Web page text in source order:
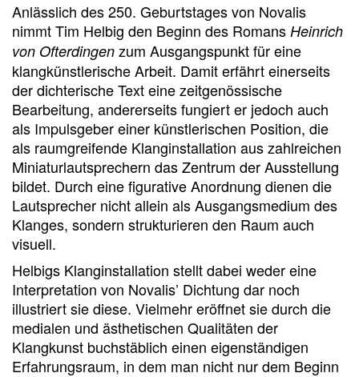
Anlässlich des 250. Geburtstages von Novalis
nimmt Tim Helbig den Beginn des Romans Heinrich
von Ofterdingen zum Ausgangspunkt für eine
klangkünstlerische Arbeit. Damit erfährt einerseits
der dichterische Text eine zeitgenössische
Bearbeitung, andererseits fungiert er jedoch auch
als Impulsgeber einer künstlerischen Position, die
als raumgreifende Klanginstallation aus zahlreichen
Miniaturlautsprechern das Zentrum der Ausstellung
bildet. Durch eine figurative Anordnung dienen die
Lautsprecher nicht allein als Ausgangsmedium des
Klanges, sondern strukturieren den Raum auch
visuell.
Helbigs Klanginstallation stellt dabei weder eine
Interpretation von Novalis’ Dichtung dar noch
illustriert sie diese. Vielmehr eröffnet sie durch die
medialen und ästhetischen Qualitäten der
Klangkunst buchstäblich einen eigenständigen
Erfahrungsraum, in dem man nicht nur dem Beginn